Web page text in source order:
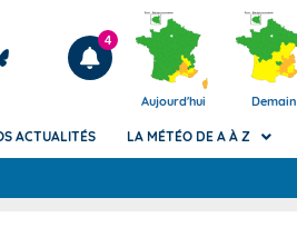
Articles
4
Aujourd'hui Demain
ACTUALITÉS LA MÉTÉO DE A À Z